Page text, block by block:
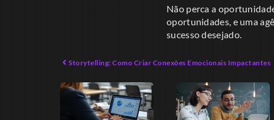
Não perca a
oportunidades, e uma
sucesso desejado.
Storytelling: Como Criar Conexões Emocionais Impactantes